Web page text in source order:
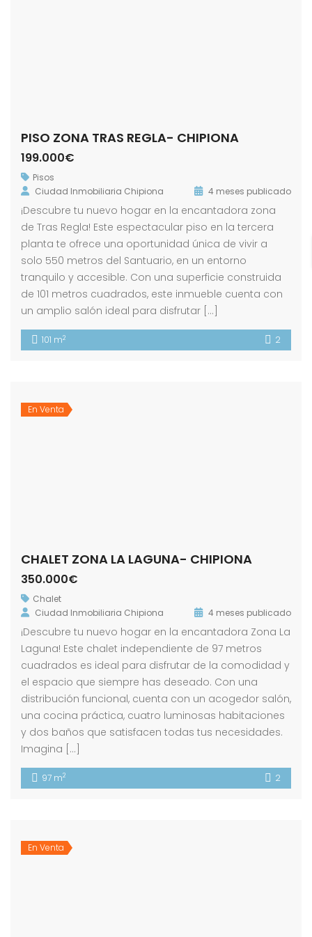
PISO ZONA TRAS REGLA- CHIPIONA
199.000€
Pisos
Ciudad Inmobiliaria Chipiona
4 meses publicado
¡Descubre tu nuevo hogar en la encantadora zona
de Tras Regla! Este espectacular piso en la tercera
planta te ofrece una oportunidad única de vivir a
solo 550 metros del Santuario, en un entorno
tranquilo y accesible. Con una superficie construida
de 101 metros cuadrados, este inmueble cuenta con
un amplio salón ideal para disfrutar […]
101 m2 2
En Venta
CHALET ZONA LA LAGUNA- CHIPIONA
350.000€
Chalet
Ciudad Inmobiliaria Chipiona
4 meses publicado
¡Descubre tu nuevo hogar en la encantadora Zona La
Laguna! Este chalet independiente de 97 metros
cuadrados es ideal para disfrutar de la comodidad y
el espacio que siempre has deseado. Con una
distribución funcional, cuenta con un acogedor salón,
una cocina práctica, cuatro luminosas habitaciones
y dos baños que satisfacen todas tus necesidades.
Imagina […]
97 m2 2
En Venta